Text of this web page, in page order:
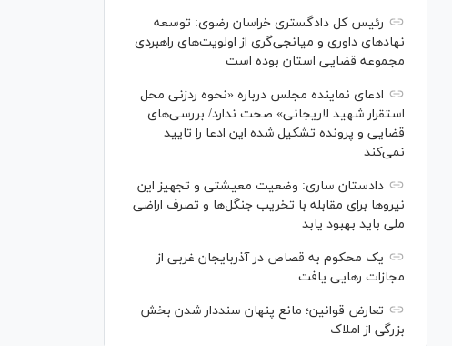
رئیس کل دادگستری خراسان رضوی: توسعه
نهاد‌های داوری و میانجی‌گری از اولویت‌های راهبردی
مجموعه قضایی استان بوده است
ادعای نماینده مجلس درباره «نحوه ردزنی محل
استقرار شهید لاریجانی» صحت ندارد/ بررسی‌های
قضایی و پرونده تشکیل شده این ادعا را تایید
نمی‌کند
دادستان ساری: وضعیت معیشتی و تجهیز این
نیرو‌ها برای مقابله با تخریب جنگل‌ها و تصرف اراضی
ملی باید بهبود یابد
یک محکوم به قصاص در آذربایجان‌ غربی از
مجازات رهایی یافت
تعارض قوانین؛ مانع پنهان سنددار شدن بخش
بزرگی از املاک